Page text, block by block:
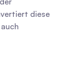
diese